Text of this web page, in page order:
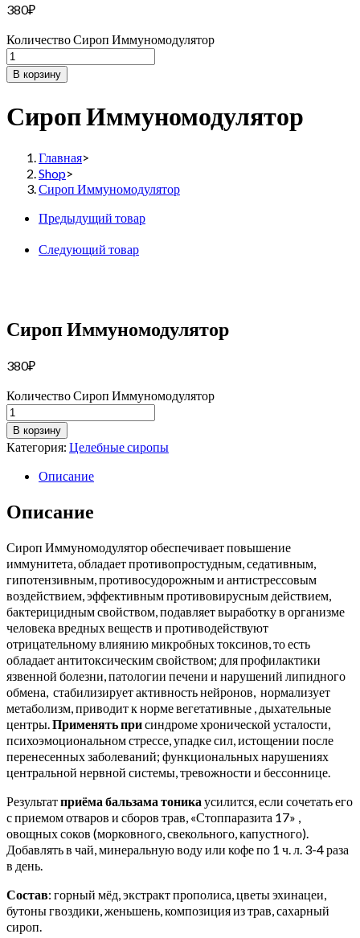
380₽
Количество Сироп Иммуномодулятор
В корзину
Сироп Иммуномодулятор
Главная>
Shop>
Сироп Иммуномодулятор
Предыдущий товар
Следующий товар
Сироп Иммуномодулятор
380₽
Количество Сироп Иммуномодулятор
В корзину
Категория: Целебные сиропы
Описание
Описание
Сироп Иммуномодулятор обеспечивает повышение
иммунитета, обладает противопростудным, седативным,
гипотензивным, противосудорожным и антистрессовым
воздействием, эффективным противовирусным действием,
бактерицидным свойством, подавляет выработку в организме
человека вредных веществ и противодействуют
отрицательному влиянию микробных токсинов, то есть
обладает антитоксическим свойством; для профилактики
язвенной болезни, патологии печени и нарушений липидного
обмена, стабилизирует активность нейронов, нормализует
метаболизм, приводит к норме вегетативные , дыхательные
центры.Применять присиндроме хронической усталости,
психоэмоциональном стрессе, упадке сил, истощении после
перенесенных заболеваний; функциональных нарушениях
центральной нервной системы, тревожности и бессоннице.
Результатприёма бальзама тоника усилится, если сочетать его
с приемом отваров и сборов трав, «Стоппаразита 17» ,
овощных соков (морковного, свекольного, капустного).
Добавлять в чай, минеральную воду или кофе по 1 ч. л. 3-4 раза
в день.
Состав: горный мёд, экстракт прополиса, цветы эхинацеи,
бутоны гвоздики, женьшень, композиция из трав, сахарный
сироп.